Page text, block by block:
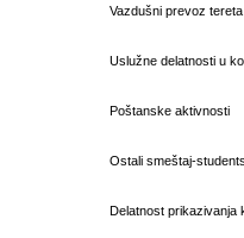
Vazdušni prevoz tereta
Uslužne delatnosti u
Poštanske aktivnosti
Ostali smeštaj-
Delatnost prikazivanja